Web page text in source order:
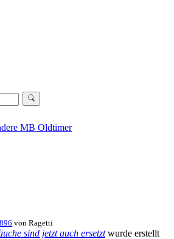
MB Oldtimer
vonRagetti
sind jetzt auch ersetztwurde erstellt